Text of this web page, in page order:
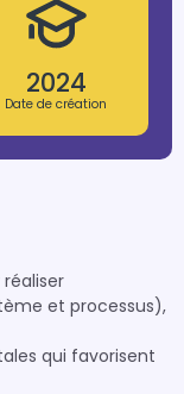
2024
Date de création
et processus),
qui favorisent